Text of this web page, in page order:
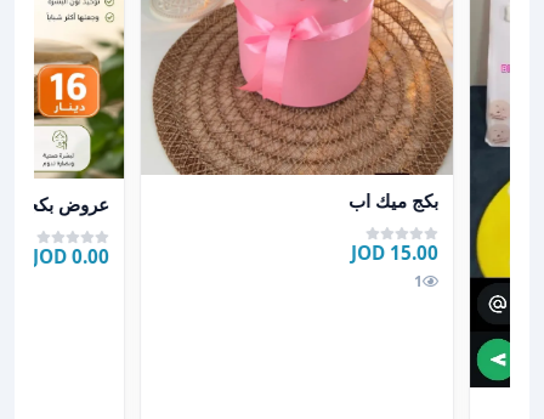
عرض تفاصيل بكج ميك اب
بكج ميك اب
15.00 JOD
1
عرض تفاصيل
عروض بكجات
0.00 JOD